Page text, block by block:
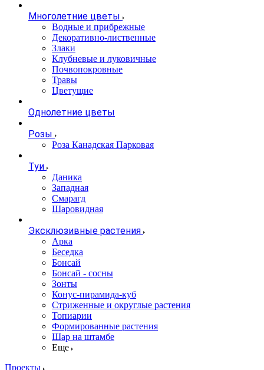
Многолетние цветы
Водные и прибрежные
Декоративно-лиственные
Злаки
Клубневые и луковичные
Почвопокровные
Травы
Цветущие
Однолетние цветы
Розы
Роза Канадская Парковая
Туи
Даника
Западная
Смарагд
Шаровидная
Эксклюзивные растения
Арка
Беседка
Бонсай
Бонсай - сосны
Зонты
Конус-пирамида-куб
Стриженные и округлые растения
Топиарии
Формированные растения
Шар на штамбе
Еще
Проекты